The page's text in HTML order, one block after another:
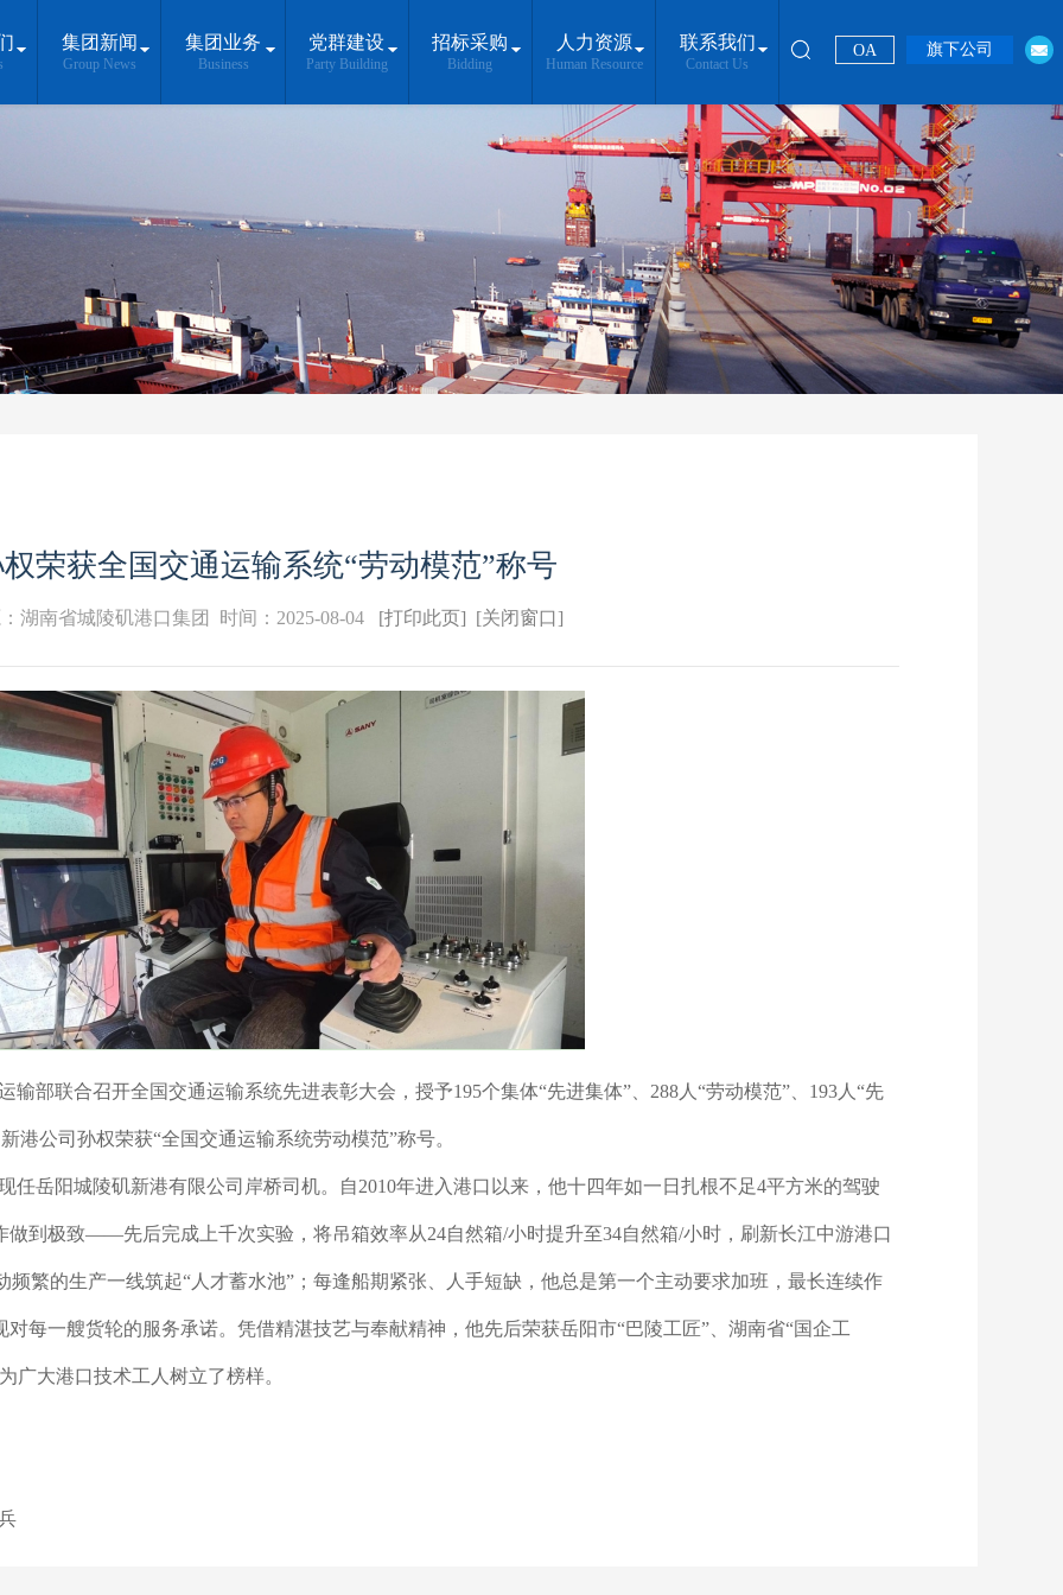
集团新闻
Group News
集团业务
Business
党群建设
Party Building
招标采购
Bidding
人力资源
Human Resource
联系我们
Contact Us
OA 旗下公司
荣获全国交通运输系统“劳动模范”称号
湖南省城陵矶港口集团 时间：2025-08-04 [打印此页] [关闭窗口]
联合召开全国交通运输系统先进表彰大会，授予195个集体“先进集体”、288人“劳动模范”、193人“先
港公司孙权荣获“全国交通运输系统劳动模范”称号。
岳阳城陵矶新港有限公司岸桥司机。自2010年进入港口以来，他十四年如一日扎根不足4平方米的驾驶
做到极致——先后完成上千次实验，将吊箱效率从24自然箱/小时提升至34自然箱/小时，刷新长江中游港口
繁的生产一线筑起“人才蓄水池”；每逢船期紧张、人手短缺，他总是第一个主动要求加班，最长连续作
每一艘货轮的服务承诺。凭借精湛技艺与奉献精神，他先后荣获岳阳市“巴陵工匠”、湖南省“国企工
广大港口技术工人树立了榜样。